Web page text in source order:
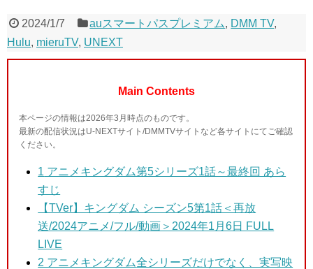
2024/1/7 auスマートパスプレミアム, DMM TV,
Hulu, mieruTV, UNEXT
Main Contents
本ページの情報は2026年3月時点のものです。
最新の配信状況はU-NEXTサイト/DMMTVサイトなど各サイトにてご確認
ください。
1 アニメキングダム第5シリーズ1話～最終回 あら
すじ
【TVer】キングダム シーズン5第1話＜再放
送/2024アニメ/フル/動画＞2024年1月6日 FULL
LIVE
2 アニメキングダム全シリーズだけでなく、実写映